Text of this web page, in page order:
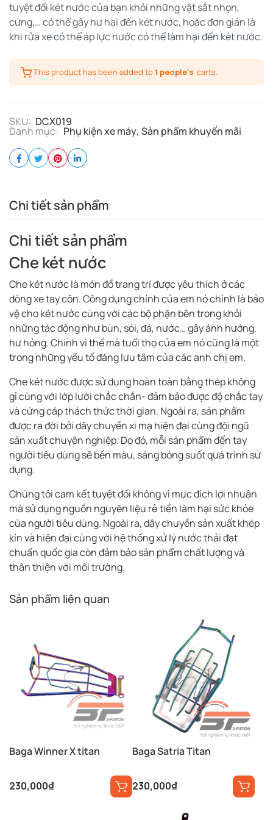
tuyệt đối két nước của bạn khỏi những vật sắt nhọn,
cứng,… có thể gây hư hại đến két nước, hoặc đơn giản là
khi rửa xe có thể áp lực nước có thể làm hại đến két nước.
This product has been added to1 people's carts.
SKU: DCX019
Danh mục: Phụ kiện xe máy, Sản phẩm khuyến mãi
Chi tiết sản phẩm
Chi tiết sản phẩm
Che két nước
Che két nước là món đồ trang trí được yêu thích ở các
dòng xe tay côn. Công dụng chính của em nó chính là bảo
vệ cho két nước cùng với các bộ phận bên trong khỏi
những tác động như bùn, sỏi, đá, nước… gây ảnh hưởng,
hư hỏng. Chính vì thế mà tuổi thọ của em nó cũng là một
trong những yếu tố đáng lưu tâm của các anh chị em.
Che két nước được sử dụng hoàn toàn bằng thép không
gỉ cùng với lớp lưới chắc chắn- đảm bảo được độ chắc tay
và cứng cáp thách thức thời gian. Ngoài ra, sản phẩm
được ra đời bởi dây chuyền xi mạ hiện đại cùng đội ngũ
sản xuất chuyên nghiệp. Do đó, mỗi sản phẩm đến tay
người tiêu dùng sẽ bền màu, sáng bóng suốt quá trình sử
dụng.
Chúng tôi cam kết tuyệt đối không vì mục đích lợi nhuận
mà sử dụng nguồn nguyên liệu rẻ tiền làm hại sức khỏe
của người tiêu dùng. Ngoài ra, dây chuyền sản xuất khép
kín và hiện đại cùng với hệ thống xử lý nước thải đạt
chuẩn quốc gia còn đảm bảo sản phẩm chất lượng và
thân thiện với môi trường.
Sản phẩm liên quan
Baga Winner X titan
230,000₫
Baga Satria Titan
230,000₫